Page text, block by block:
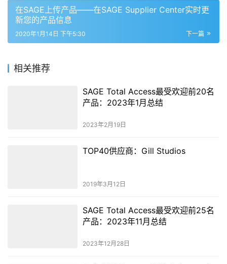
在SAGE上传产品——在SAGE Supplier Center实时更
新您的产品信息
下一篇
2020年1月14日 下午5:30
相关推荐
SAGE Total Access最受欢迎前20名
产品：2023年1月总结
2023年2月19日
TOP40供应商：Gill Studios
2019年3月12日
SAGE Total Access最受欢迎前25名
产品：2023年11月总结
2023年12月28日